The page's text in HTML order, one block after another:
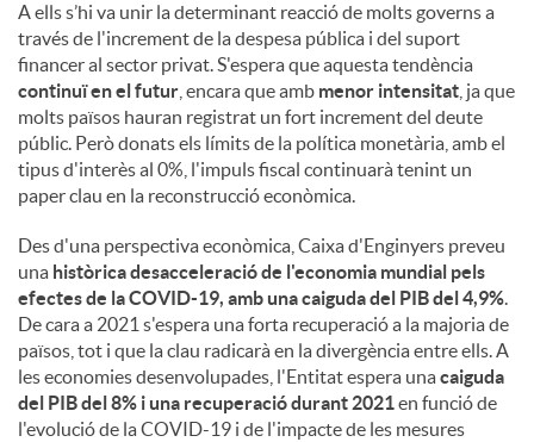
A ells s’hi va unir la determinant reacció de molts governs a
través de l'increment de la despesa pública i del suport
financer al sector privat. S'espera que aquesta tendència
continuï en el futur , encara que amb menor intensitat , ja que
molts països hauran registrat un fort increment del deute
públic. Però donats els límits de la política monetària, amb el
tipus d'interès al 0%, l'impuls fiscal continuarà tenint un
paper clau en la reconstrucció econòmica.
Des d'una perspectiva econòmica, Caixa d'Enginyers preveu
una històrica desacceleració de l'economia mundial pels
efectes de la COVID-19, amb una caiguda del PIB del 4,9%.
De cara a 2021 s'espera una forta recuperació a la majoria de
països, tot i que la clau radicarà en la divergència entre ells. A
les economies desenvolupades, l'Entitat espera unacaiguda
del PIB del 8% i una recuperació durant 2021en funció de
l'evolució de la COVID-19 i de l'impacte de les mesures